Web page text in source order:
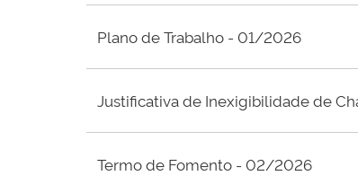
Plano de Trabalho - 01/2026
Justificativa de Inexigibilidade de
Termo de Fomento - 02/2026